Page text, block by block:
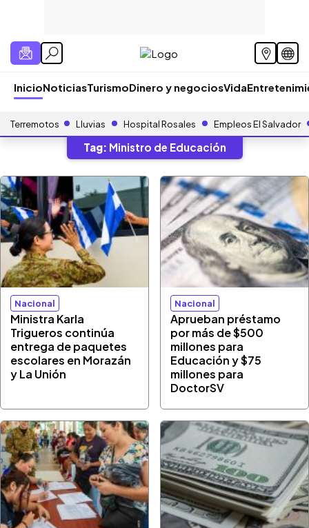
InicioNoticiasTurismoDinero y negociosVida
Terremotos Lluvias Hospital Rosales Empleos El Salvador
Tag: Ministro de Educación
Nacional
Ministra Karla
Trigueros continúa
entrega de paquetes
escolares en Morazán
y La Unión
Nacional
Aprueban préstamo
por más de $500
millones para
Educación y $75
millones para
DoctorSV